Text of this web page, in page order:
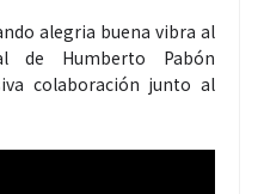
alegria buena vibra al
de Humberto Pabón
colaboración junto al